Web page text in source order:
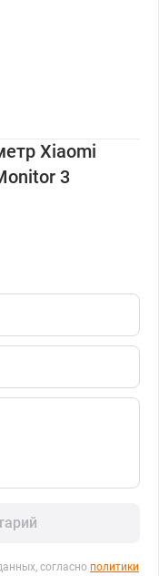
Xiaomi
3
согласно политики